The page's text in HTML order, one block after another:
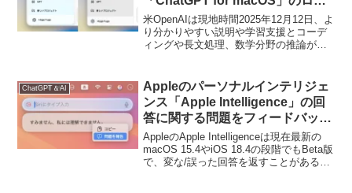
ルアウトを開始。
米OpenAIは現地時間2025年12月12日、よ
り分かりやすい説明や学習支援とコーデ
ィングや長文処理、数学分野の推論が向
26 TahoeのLiquid Glassをサポートした
「ChatGPT for macOS」のロールアウト
も行っているそうです。
ChatGPT＆AI
Appleのパーソナルインテリジェ
ンス「Apple Intelligence」の回
答に関する問題をフィードバック
する。
AppleのApple Intelligenceは現在最新の
macOS 15.4やiOS 18.4の段階でもBeta版
で、変な/誤った回答を返すことがあるた